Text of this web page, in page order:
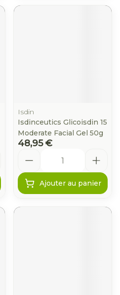
Isdin
Isdinceutics Glicoisdin 15
Moderate Facial Gel 50g
48,95 €
Ajouter au panier